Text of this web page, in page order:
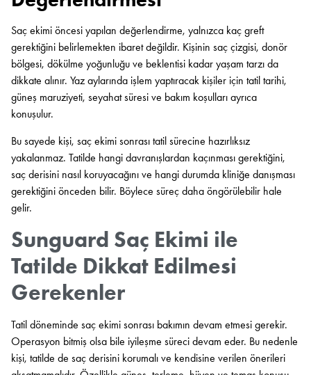
Saç ekimi öncesi yapılan değerlendirme, yalnızca kaç greft
gerektiğini belirlemekten ibaret değildir. Kişinin saç çizgisi, donör
bölgesi, dökülme yoğunluğu ve beklentisi kadar yaşam tarzı da
dikkate alınır. Yaz aylarında işlem yaptıracak kişiler için tatil tarihi,
güneş maruziyeti, seyahat süresi ve bakım koşulları ayrıca
konuşulur.
Bu sayede kişi, saç ekimi sonrası tatil sürecine hazırlıksız
yakalanmaz. Tatilde hangi davranışlardan kaçınması gerektiğini,
saç derisini nasıl koruyacağını ve hangi durumda kliniğe danışması
gerektiğini önceden bilir. Böylece süreç daha öngörülebilir hale
gelir.
Sunguard Saç Ekimi ile
Tatilde Dikkat Edilmesi
Gerekenler
Tatil döneminde saç ekimi sonrası bakımın devam etmesi gerekir.
Operasyon bitmiş olsa bile iyileşme süreci devam eder. Bu nedenle
kişi, tatilde de saç derisini korumalı ve kendisine verilen önerileri